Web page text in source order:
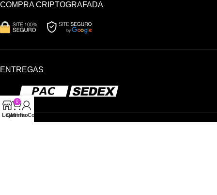
COMPRA CRIPTOGRAFADA
ENTREGAS
Loja
0
Carrinho
Minha Conta